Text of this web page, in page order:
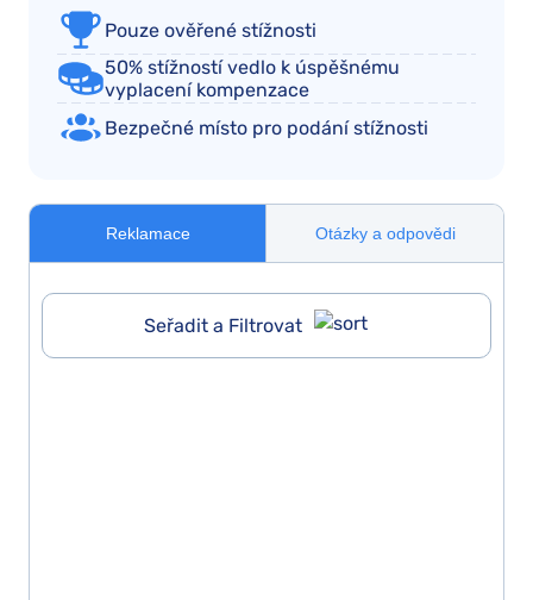
Pouze ověřené stížnosti
50% stížností vedlo k úspěšnému
vyplacení kompenzace
Bezpečné místo pro podání stížnosti
Reklamace Otázky a odpovědi
Seřadit a Filtrovat